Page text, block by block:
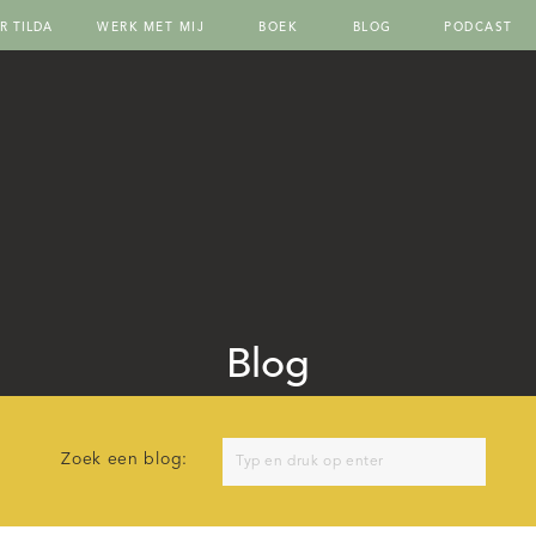
TILDA BOEK
WERK MET MIJ BLOG PODCAST
Blog
Zoek een blog:
Search
for: